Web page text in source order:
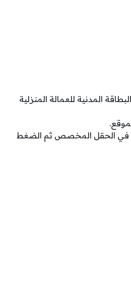
المدنية للعمالة المنزلية
في الحقل المخصص ثم الضغط